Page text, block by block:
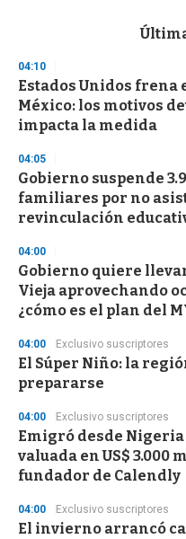
d
s
o
f
3
s
e
c
o
n
s
04:10
Estados Unidos frena
México: los motivos
impacta la medida
04:05
Gobierno suspende
familiares por no
revinculación
04:00
Gobierno quiere
Vieja aprovechando
¿cómo es el plan del
04:00 Exclusivo suscriptores
El Súper Niño: la
prepararse
04:00 Exclusivo suscriptores
Emigró desde
valuada en US$
fundador de Calendly
04:00 Exclusivo suscriptores
El invierno arrancó